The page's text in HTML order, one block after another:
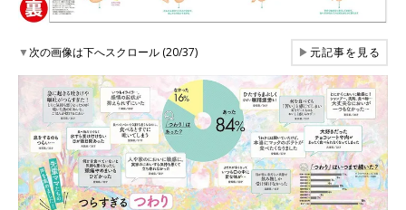
▼次の画像は下へスクロール (20/37) ▶元記事を見る